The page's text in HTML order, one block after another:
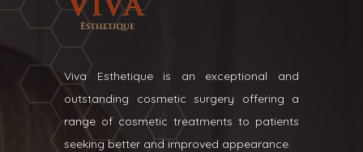
Viva Esthetique is an exceptional and
outstanding cosmetic surgery offering a
range of cosmetic treatments to patients
seeking better and improved appearance.